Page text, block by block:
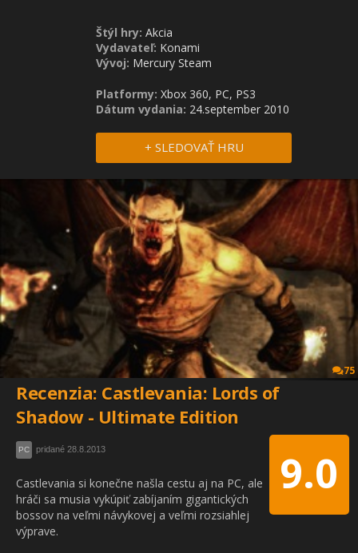
Štýl hry: Akcia
Vydavateľ: Konami
Vývoj: Mercury Steam
Platformy: Xbox 360, PC, PS3
Dátum vydania: 24.september 2010
+ SLEDOVAŤ HRU
75
Recenzia: Castlevania: Lords of
Shadow - Ultimate Edition
9.0
PC pridané 28.8.2013
Castlevania si konečne našla cestu aj na PC, ale
hráči sa musia vykúpiť zabíjaním gigantických
bossov na veľmi návykovej a veľmi rozsiahlej
výprave.